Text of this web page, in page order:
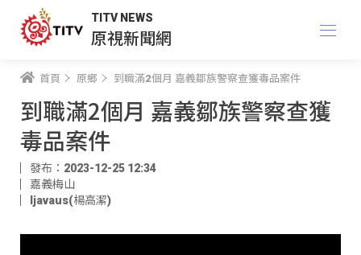
TITV NEWS
原視新聞網
首頁 原鄉 到職滿2個月 嘉義鄒族警察查獲毒品案件
到職滿2個月 嘉義鄒族警察查獲
毒品案件
發布：2023-12-25 12:34
嘉義梅山
ljavaus(楊高潔)